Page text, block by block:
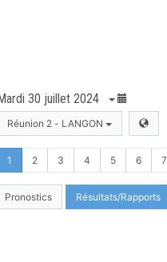
30 juillet 2024
Réunion 2 - LANGON
1 2 3 4 5 6 7
Pronostics Résultats/Rapports